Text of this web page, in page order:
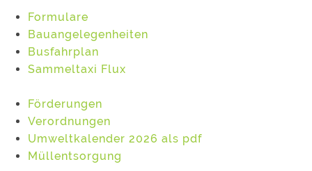
Formulare
Bauangelegenheiten
Busfahrplan
Sammeltaxi Flux
Förderungen
Verordnungen
Umweltkalender 2026 als pdf
Müllentsorgung